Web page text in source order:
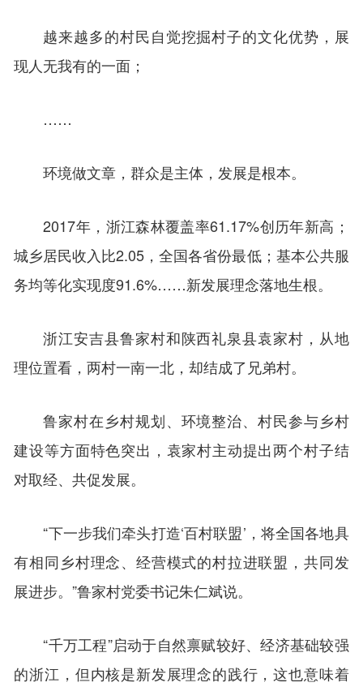
越来越多的村民自觉挖掘村子的文化优势，展
现人无我有的一面；
……
环境做文章，群众是主体，发展是根本。
2017年，浙江森林覆盖率61.17%创历年新高；
城乡居民收入比2.05，全国各省份最低；基本公共服
务均等化实现度91.6%……新发展理念落地生根。
浙江安吉县鲁家村和陕西礼泉县袁家村，从地
理位置看，两村一南一北，却结成了兄弟村。
鲁家村在乡村规划、环境整治、村民参与乡村
建设等方面特色突出，袁家村主动提出两个村子结
对取经、共促发展。
“下一步我们牵头打造‘百村联盟’，将全国各地具
有相同乡村理念、经营模式的村拉进联盟，共同发
展进步。”鲁家村党委书记朱仁斌说。
“千万工程”启动于自然禀赋较好、经济基础较强
的浙江，但内核是新发展理念的践行，这也意味着